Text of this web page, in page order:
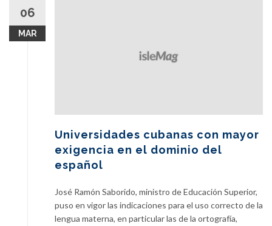
06
MAR
Universidades cubanas con mayor
exigencia en el dominio del
español
José Ramón Saborido, ministro de Educación Superior,
puso en vigor las indicaciones para el uso correcto de la
lengua materna, en particular las de la ortografía,